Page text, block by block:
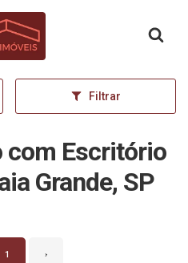
inicial
Filtrar
com Escritório
Grande, SP
1 ›